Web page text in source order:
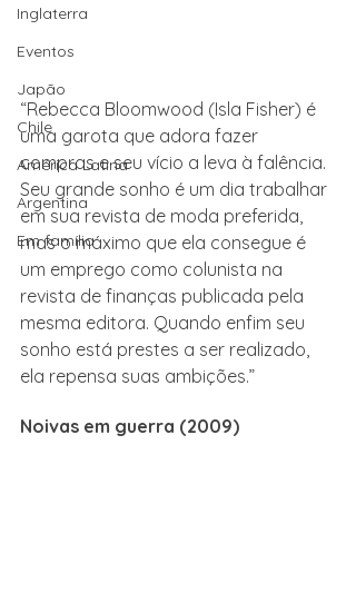
Inglaterra
Eventos
Japão
Chile
América Latina
Argentina
Em família
“Rebecca Bloomwood (Isla Fisher) é
uma garota que adora fazer
compras e seu vício a leva à falência.
Seu grande sonho é um dia trabalhar
em sua revista de moda preferida,
mas o máximo que ela consegue é
um emprego como colunista na
revista de finanças publicada pela
mesma editora. Quando enfim seu
sonho está prestes a ser realizado,
ela repensa suas ambições.”
Noivas em guerra (2009)